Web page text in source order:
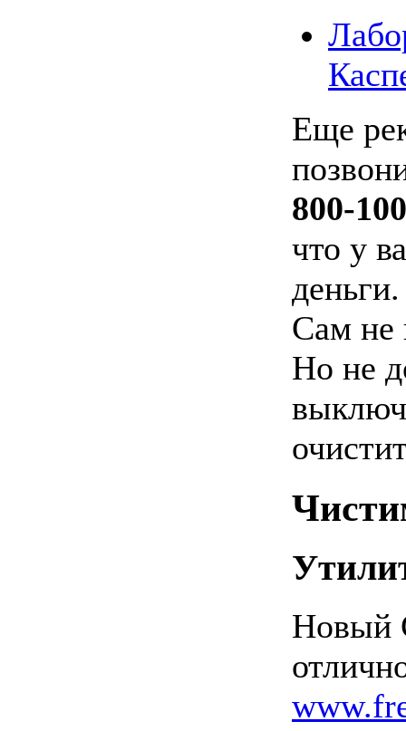
Еще
800-
что у
Сам не
Но не
Новый